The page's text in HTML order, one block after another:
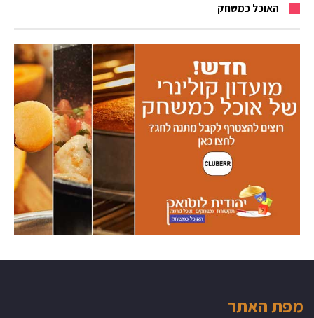
האוכל כמשחק
מפת האתר